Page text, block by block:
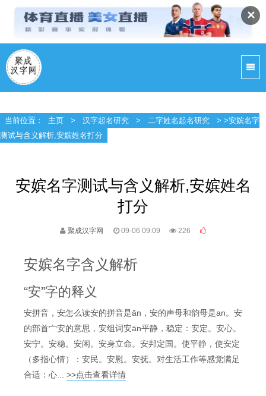
✕
当前位置： 主页 > 汉字起名研究 > 二字姓名起名研究
> >安嫔名字
测试与含义解析,安嫔姓名打分
安嫔名字测试与含义解析,安嫔姓名
打分
聚成汉字网 09-06 09:09 226
安嫔名字含义解析
“安”字的释义
安拼音，安怎么读安的拼音是ān，安的声母和韵母是an。安
的部首宀安的意思，安组词安ān平静，稳定：安定。安心。
安宁。安稳。安闲。安身立命。安邦定国。使平静，使安定
（多指心情）：安民。安慰。安抚。对生活工作等感觉满足
合适：心... >>点击查看详情